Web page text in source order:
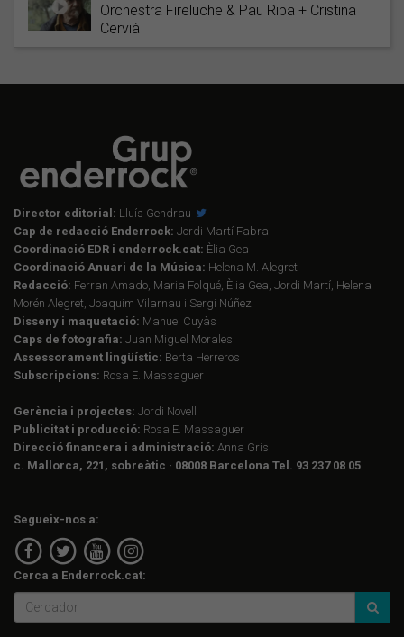
Orchestra Fireluche & Pau Riba + Cristina
Cervià
Director editorial: Lluís Gendrau
Cap de redacció Enderrock: Jordi Martí Fabra
Coordinació EDR i enderrock.cat: Èlia Gea
Coordinació Anuari de la Música: Helena M. Alegret
Redacció: Ferran Amado, Maria Folqué, Èlia Gea, Jordi Martí, Helena
Morén Alegret, Joaquim Vilarnau i Sergi Núñez
Disseny i maquetació: Manuel Cuyàs
Caps de fotografia: Juan Miguel Morales
Assessorament lingüístic: Berta Herreros
Subscripcions: Rosa E. Massaguer
Gerència i projectes: Jordi Novell
Publicitat i producció: Rosa E. Massaguer
Direcció financera i administració: Anna Gris
c. Mallorca, 221, sobreàtic · 08008 Barcelona Tel. 93 237 08 05
Segueix-nos a:
Cerca a Enderrock.cat: